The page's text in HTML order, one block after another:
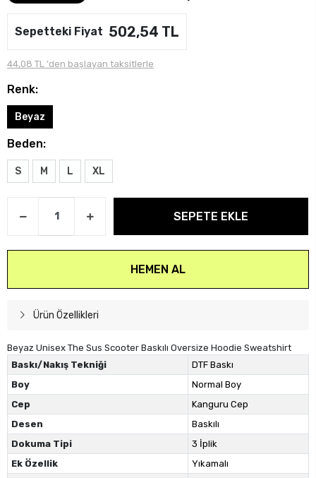
Sepetteki Fiyat 502,54 TL
44,08 TL 'den başlayan taksitlerle
Renk:
Beyaz
Beden:
S M L XL
SEPETE EKLE
HEMEN AL
Ürün Özellikleri
Beyaz Unisex The Sus Scooter Baskılı Oversize Hoodie Sweatshirt
Baskı/Nakış Tekniği
DTF Baskı
Boy
Normal Boy
Cep
Kanguru Cep
Desen
Baskılı
Dokuma Tipi
3 İplik
Ek Özellik
Yıkamalı